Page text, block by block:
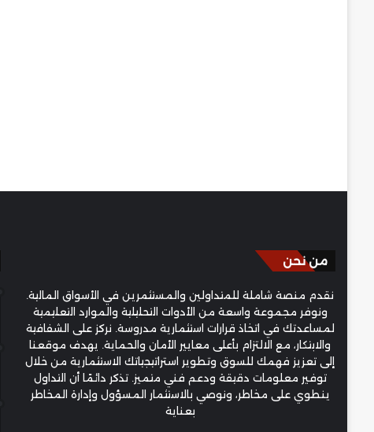
من نحن
نقدم منصة شاملة للمتداولين والمستثمرين في الأسواق المالية.
ونوفر مجموعة واسعة من الأدوات التحليلية والموارد التعليمية
لمساعدتك في اتخاذ قرارات استثمارية مدروسة. نركز على الشفافية
والابتكار، مع الالتزام بأعلى معايير الأمان والحماية. يهدف موقعنا
إلى تعزيز فهمك للسوق وتطوير استراتيجياتك الاستثمارية من خلال
توفير معلومات دقيقة ودعم فني متميز. تذكر دائمًا أن التداول
ينطوي على مخاطر، ونوصي بالاستثمار المسؤول وإدارة المخاطر
بعناية